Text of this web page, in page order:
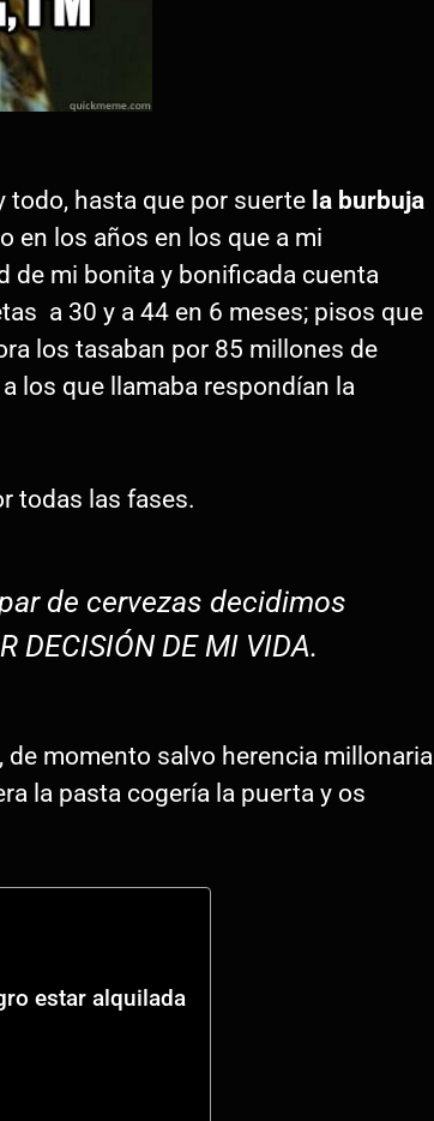
todo, hasta que por suerte la burbuja
en los años en los que a mi
de mi bonita y bonificada cuenta
a 30 y a 44 en 6 meses; pisos que
los tasaban por 85 millones de
los que llamaba respondían la
todas las fases.
de cervezas decidimos
DECISIÓN DE MI VIDA.
momento salvo herencia millonaria
la pasta cogería la puerta y os
estar alquilada